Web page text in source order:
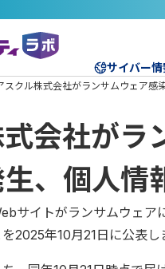
サイバー情
スクル株式会社がランサムウェア感
会社がラ
、個人情
サイトがランサムウェ
2025年10月21日に公表し